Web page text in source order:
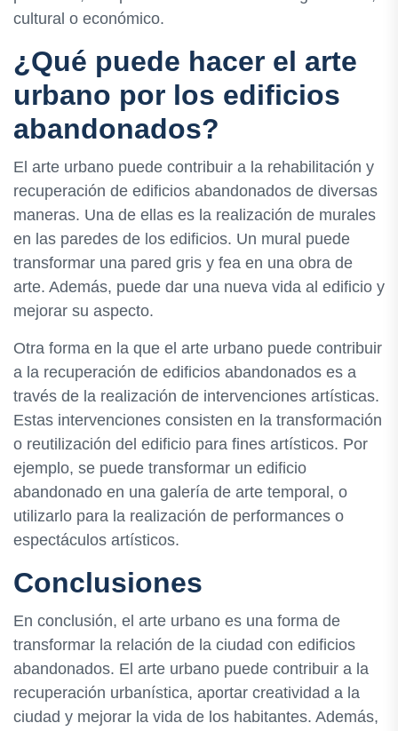
cultural o económico.
¿Qué puede hacer el arte
urbano por los edificios
abandonados?
El arte urbano puede contribuir a la rehabilitación y
recuperación de edificios abandonados de diversas
maneras. Una de ellas es la realización de murales
en las paredes de los edificios. Un mural puede
transformar una pared gris y fea en una obra de
arte. Además, puede dar una nueva vida al edificio y
mejorar su aspecto.
Otra forma en la que el arte urbano puede contribuir
a la recuperación de edificios abandonados es a
través de la realización de intervenciones artísticas.
Estas intervenciones consisten en la transformación
o reutilización del edificio para fines artísticos. Por
ejemplo, se puede transformar un edificio
abandonado en una galería de arte temporal, o
utilizarlo para la realización de performances o
espectáculos artísticos.
Conclusiones
En conclusión, el arte urbano es una forma de
transformar la relación de la ciudad con edificios
abandonados. El arte urbano puede contribuir a la
recuperación urbanística, aportar creatividad a la
ciudad y mejorar la vida de los habitantes. Además,